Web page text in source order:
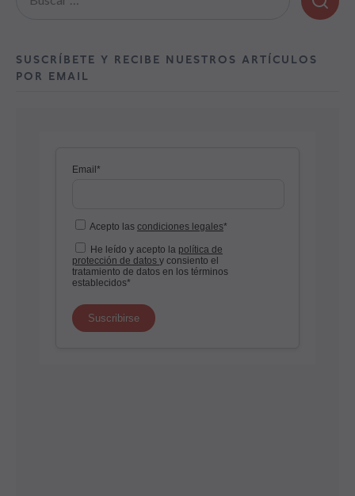
SUSCRÍBETE Y RECIBE NUESTROS ARTÍCULOS
POR EMAIL